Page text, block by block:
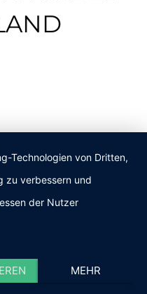
Technologien von Dritten,
zu verbessern und
der Nutzer
MEHR